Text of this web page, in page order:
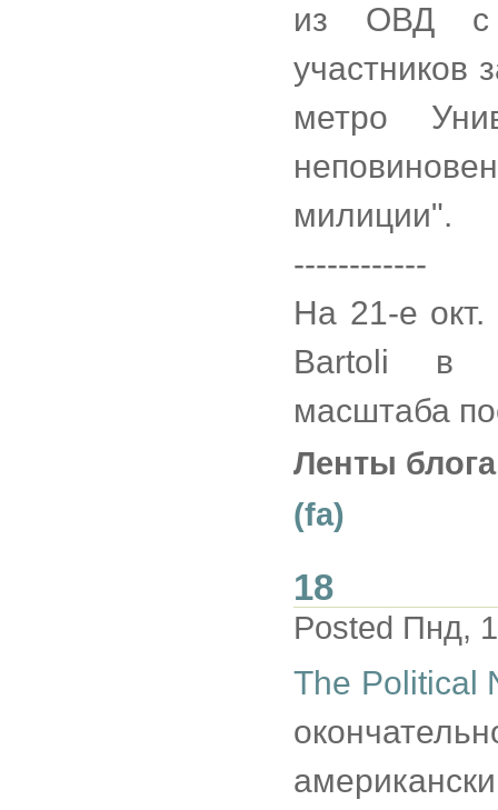
из ОВД с
участников
метро
милиции".
------------
На 21-е окт.
Bartoli в
масштаба
Ленты
(fa)
18
Posted Пнд,
The Political